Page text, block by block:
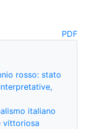
PDF
rosso: stato
italiano
vittoriosa